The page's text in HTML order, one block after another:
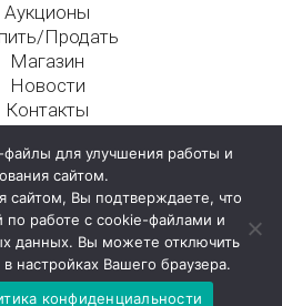
Аукционы
Продать
Магазин
Новости
Контакты
пер., д. 4а, стр. 1
для улучшения работы и
сайтом.
сайтом, Вы подтверждаете, что
по работе с cookie-файлами и
данных. Вы можете отключить
настройках Вашего браузера.
конфиденциальности